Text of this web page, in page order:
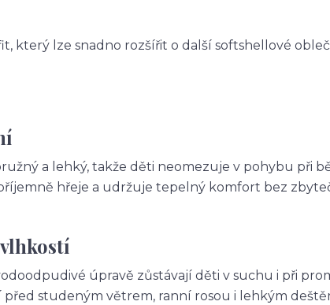
který lze snadno rozšířit o další softshellové
a lehký, takže děti neomezuje v pohybu při
hřeje a udržuje tepelný komfort bez
úpravě zůstávají děti v suchu i při
před studeným větrem, ranní rosou i lehkým